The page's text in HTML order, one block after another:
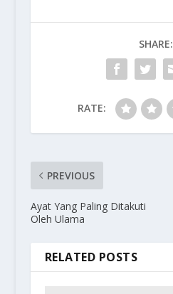
SHARE:
RATE:
PREVIOUS
Ayat Yang Paling Ditakuti
Oleh Ulama
RELATED POSTS